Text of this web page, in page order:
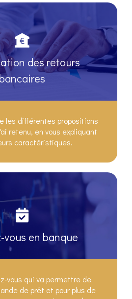
des retours
les différentes propositions
retenu, en vous expliquant
caractéristiques.
vous en banque
vous qui va permettre de
de prêt et pour plus de